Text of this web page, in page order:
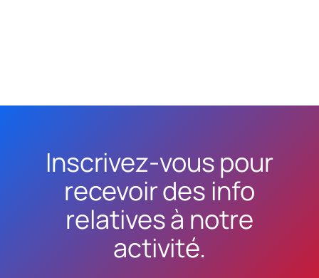
Inscrivez-vous pour
recevoir des info
relatives à notre
activité.